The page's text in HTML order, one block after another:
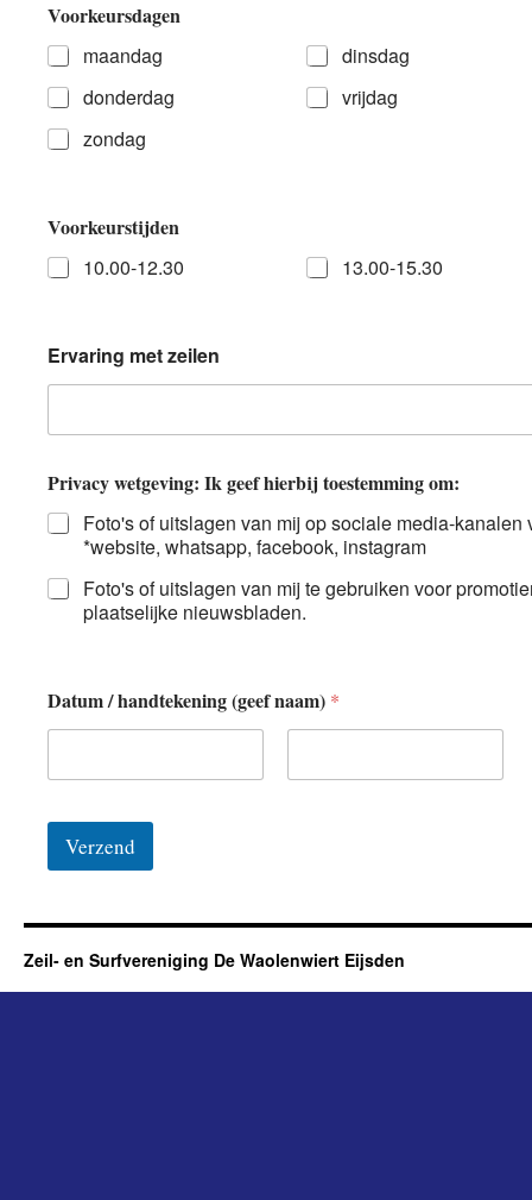
Voorkeursdagen
maandag
dinsdag
donderdag
vrijdag
zondag
Voorkeurstijden
10.00-12.30
13.00-15.30
Ervaring met zeilen
Privacy wetgeving: Ik geef hierbij toestemming om:
Foto's of uitslagen van mij op sociale media-
*website, whatsapp, facebook, instagram
Foto's of uitslagen van mij te gebruiken voor
plaatselijke nieuwsbladen.
Datum / handtekening (geef naam) *
Verzend
Zeil- en Surfvereniging De Waolenwiert Eijsden